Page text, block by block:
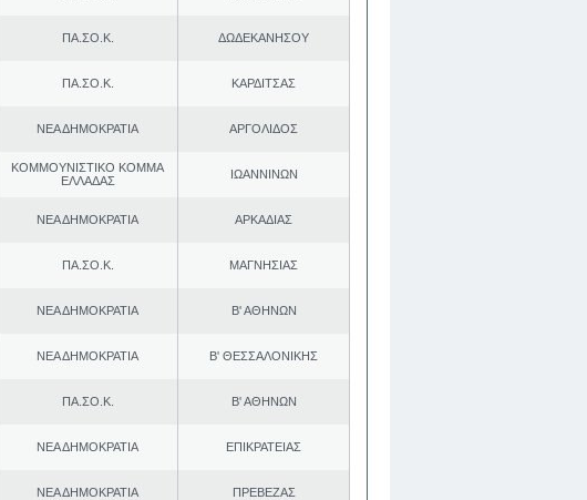
ΠΑ.ΣΟ.Κ. ΔΩΔΕΚΑΝΗΣΟΥ
ΠΑ.ΣΟ.Κ. ΚΑΡΔΙΤΣΑΣ
ΝΕΑ ΔΗΜΟΚΡΑΤΙΑ ΑΡΓΟΛΙΔΟΣ
ΚΟΜΜΟΥΝΙΣΤΙΚΟ ΚΟΜΜΑ
ΕΛΛΑΔΑΣ
ΙΩΑΝΝΙΝΩΝ
ΝΕΑ ΔΗΜΟΚΡΑΤΙΑ ΑΡΚΑΔΙΑΣ
ΠΑ.ΣΟ.Κ. ΜΑΓΝΗΣΙΑΣ
ΝΕΑ ΔΗΜΟΚΡΑΤΙΑ Β' ΑΘΗΝΩΝ
ΝΕΑ ΔΗΜΟΚΡΑΤΙΑ Β' ΘΕΣΣΑΛΟΝΙΚΗΣ
ΠΑ.ΣΟ.Κ. Β' ΑΘΗΝΩΝ
ΝΕΑ ΔΗΜΟΚΡΑΤΙΑ ΕΠΙΚΡΑΤΕΙΑΣ
ΝΕΑ ΔΗΜΟΚΡΑΤΙΑ ΠΡΕΒΕΖΑΣ